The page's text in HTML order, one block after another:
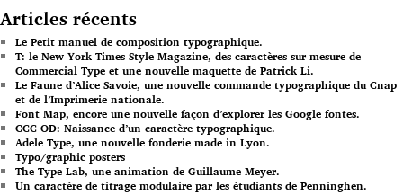
Articles récents
Le Petit manuel de composition typographique.
T: le New York Times Style Magazine, des caractères sur-mesure de
Commercial Type et une nouvelle maquette de Patrick Li.
Le Faune d’Alice Savoie, une nouvelle commande typographique du Cnap
et de l’Imprimerie nationale.
Font Map, encore une nouvelle façon d’explorer les Google fontes.
CCC OD: Naissance d’un caractère typographique.
Adele Type, une nouvelle fonderie made in Lyon.
Typo/graphic posters
The Type Lab, une animation de Guillaume Meyer.
Un caractère de titrage modulaire par les étudiants de Penninghen.